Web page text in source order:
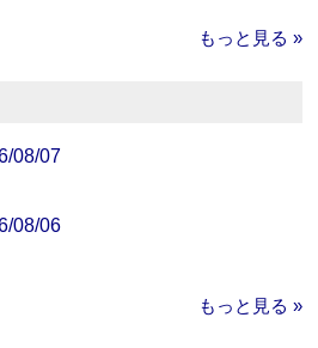
もっと見る »
08/07
08/06
もっと見る »